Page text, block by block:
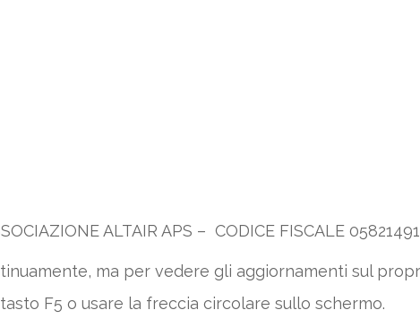
ALTAIR APS – CODICE FISCALE
ma per vedere gli aggiornamenti sul
F5 o usare la freccia circolare sullo schermo.